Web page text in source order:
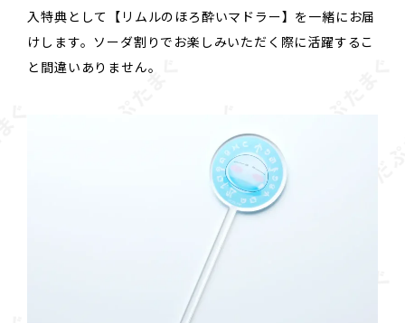
入特典として【リムルのほろ酔いマドラー】を一緒にお届
けします。ソーダ割りでお楽しみいただく際に活躍するこ
と間違いありません。